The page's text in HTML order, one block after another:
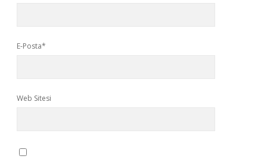
E-Posta*
Web Sitesi